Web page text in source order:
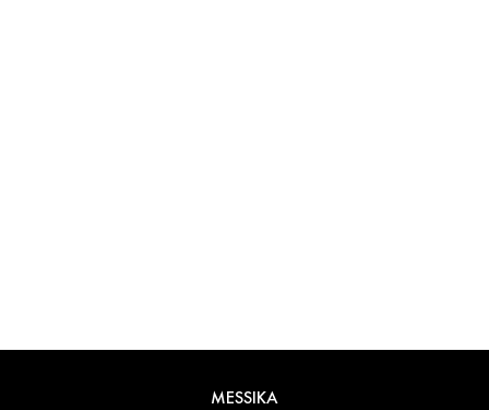
ПОДРОБНЕЕ
MESSIKA